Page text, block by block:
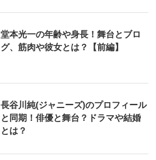
堂本光一の年齢や身長！舞台とブロ
グ、筋肉や彼女とは？【前編】
長谷川純(ジャニーズ)のプロフィール
と同期！俳優と舞台？ドラマや結婚
とは？